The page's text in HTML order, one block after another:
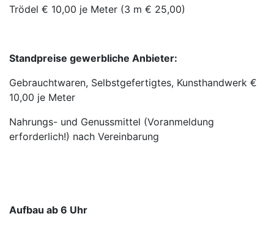
Trödel € 10,00 je Meter (3 m € 25,00)
Standpreise gewerbliche Anbieter:
Gebrauchtwaren, Selbstgefertigtes, Kunsthandwerk €
10,00 je Meter
Nahrungs- und Genussmittel (Voranmeldung
erforderlich!) nach Vereinbarung
Aufbau ab 6 Uhr